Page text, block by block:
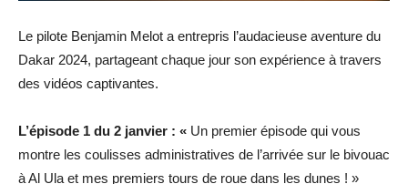
Le pilote Benjamin Melot a entrepris l’audacieuse aventure du
Dakar 2024, partageant chaque jour son expérience à travers
des vidéos captivantes.
L’épisode 1 du 2 janvier : « Un premier épisode qui vous
montre les coulisses administratives de l’arrivée sur le bivouac
à Al Ula et mes premiers tours de roue dans les dunes ! »